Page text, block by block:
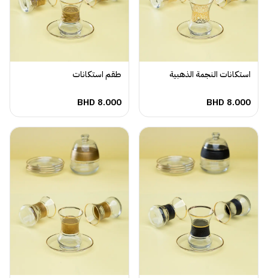
استكانات النجمة الذهبية
BHD 8.000
طقم استكانات
BHD 8.000